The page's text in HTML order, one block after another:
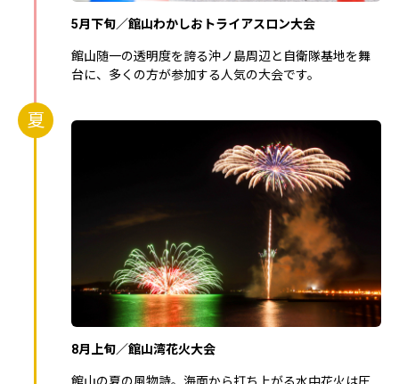
5月下旬／館山わかしおトライアスロン大会
館山随一の透明度を誇る沖ノ島周辺と自衛隊基地を舞
台に、多くの方が参加する人気の大会です。
夏
8月上旬／館山湾花火大会